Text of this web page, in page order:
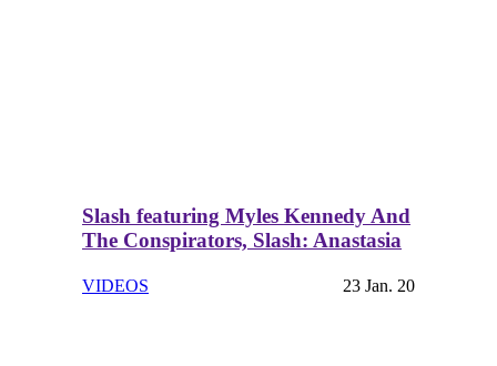
Slash featuring Myles Kennedy And
The Conspirators, Slash: Anastasia
VIDEOS 23 Jan. 20